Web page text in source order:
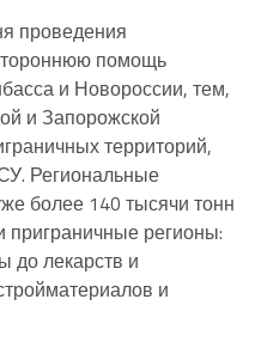
проведения
помощь
и Новороссии, тем,
и Запорожской
территорий,
Региональные
более 140 тысячи тонн
приграничные регионы:
до лекарств и
и